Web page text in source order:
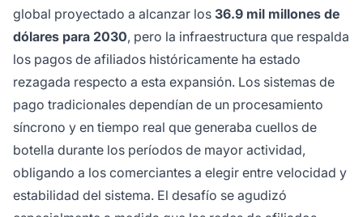
global proyectado a alcanzar los 36.9 mil millones de
dólares para 2030, pero la infraestructura que respalda
los pagos de afiliados históricamente ha estado
rezagada respecto a esta expansión. Los sistemas de
pago tradicionales dependían de un procesamiento
síncrono y en tiempo real que generaba cuellos de
botella durante los períodos de mayor actividad,
obligando a los comerciantes a elegir entre velocidad y
estabilidad del sistema. El desafío se agudizó